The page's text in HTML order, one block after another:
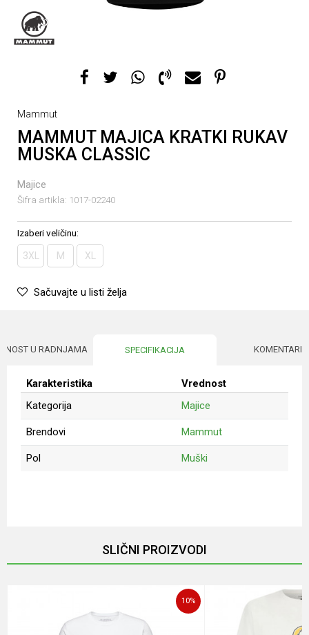
Mammut
MAMMUT MAJICA KRATKI RUKAV
MUSKA CLASSIC
Majice
Šifra artikla: 1017-02240
Izaberi veličinu:
3XL M XL
Sačuvajte u listi želja
U RADNJAMA SPECIFIKACIJA KOMENTARI
Karakteristika
Vrednost
Kategorija
Majice
Brendovi Mammut
Pol Muški
SLIČNI PROIZVODI
10%